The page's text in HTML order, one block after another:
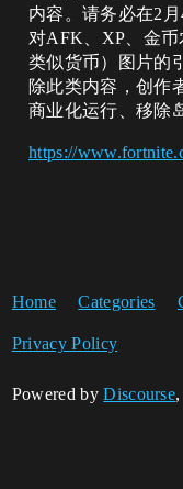
内容。请务必在2
对AFK、XP、金币
类似货币）图片的
除此类内容，创作
商业化运行、移除
https://
Home Categories
Privacy Policy
Powered byDiscourse